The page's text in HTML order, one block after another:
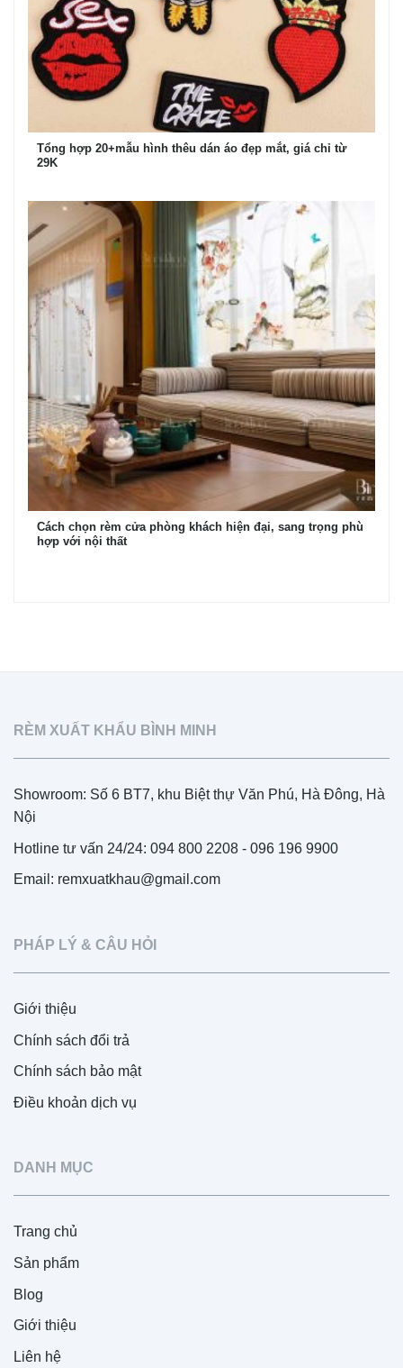
Tổng hợp 20+mẫu hình thêu dán áo đẹp mắt, giá chỉ từ
29K
Cách chọn rèm cửa phòng khách hiện đại, sang trọng phù
hợp với nội thất
RÈM XUẤT KHẨU BÌNH MINH
Showroom: Số 6 BT7, khu Biệt thự Văn Phú, Hà Đông, Hà
Nội
Hotline tư vấn 24/24: 094 800 2208 - 096 196 9900
Email: remxuatkhau@gmail.com
PHÁP LÝ & CÂU HỎI
Giới thiệu
Chính sách đổi trả
Chính sách bảo mật
Điều khoản dịch vụ
DANH MỤC
Trang chủ
Sản phẩm
Blog
Giới thiệu
Liên hệ